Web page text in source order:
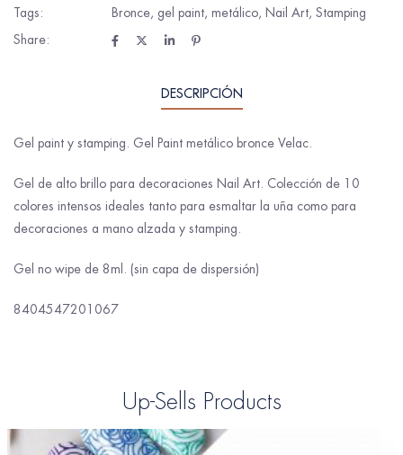
Tags:
Bronce, gel paint, metálico, Nail Art, Stamping
Share:
DESCRIPCIÓN
Gel paint y stamping. Gel Paint metálico bronce Velac.
Gel de alto brillo para decoraciones Nail Art. Colección de 10
colores intensos ideales tanto para esmaltar la uña como para
decoraciones a mano alzada y stamping.
Gel no wipe de 8ml. (sin capa de dispersión)
8404547201067
Up-Sells Products